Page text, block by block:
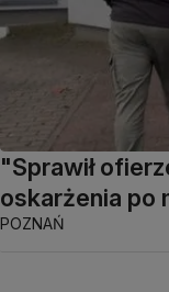
"Sprawił
oskarżenia po
POZNAŃ